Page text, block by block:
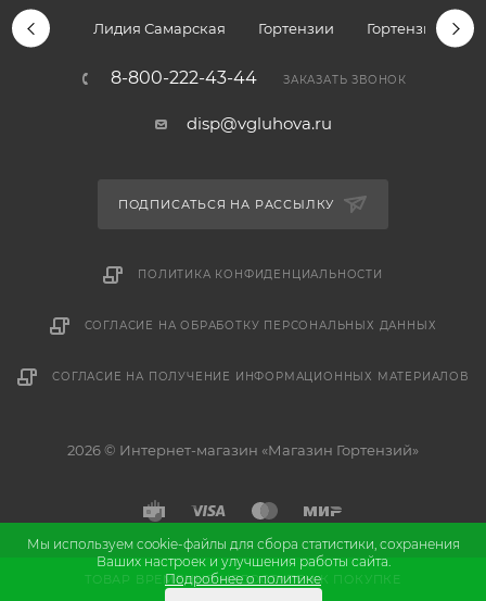
ТОВАР ВРЕМЕННО НЕДОСТУПЕН К ПОКУПКЕ
Лидия Самарская Гортензии Гортензии
8-800-222-43-44 ЗАКАЗАТЬ ЗВОНОК
disp@vgluhova.ru
ПОДПИСАТЬСЯ НА РАССЫЛКУ
ПОЛИТИКА КОНФИДЕНЦИАЛЬНОСТИ
СОГЛАСИЕ НА ОБРАБОТКУ ПЕРСОНАЛЬНЫХ ДАННЫХ
СОГЛАСИЕ НА ПОЛУЧЕНИЕ ИНФОРМАЦИОННЫХ МАТЕРИАЛОВ
2026 © Интернет-магазин «Магазин Гортензий»
Разработкаипродвижение сайта
Мы используем cookie-файлы для сбора статистики, сохранения
Ваших настроек и улучшения работы сайта.
Подробнее о политике